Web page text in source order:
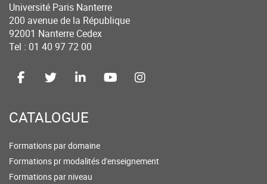
Université Paris Nanterre
200 avenue de la République
92001 Nanterre Cedex
Tel : 01 40 97 72 00
CATALOGUE
Formations par domaine
Formations pr modalités d'enseignement
Formations par niveau